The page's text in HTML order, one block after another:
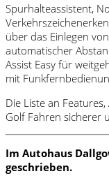
Spurhalteassistent,
über das Einlegen
automatischer
Assist Easy für
mit
Die Liste an
Golf Fahren sicherer
Im Autohaus
geschrieben.